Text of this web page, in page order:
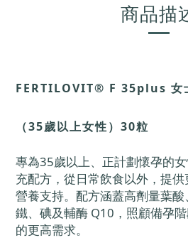
商品描
FERTILOVIT® F 35plus 女
（35歲以上女性）30粒
專為35歲以上、正計劃懷孕的
充配方，從日常飲食以外，提
營養支持。配方涵蓋高劑量葉酸
鐵、碘及輔酶 Q10，照顧備孕
的更高需求。